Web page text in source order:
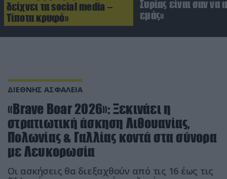
δείχνει τα social media –
Τίποτα κρυφό»
Συρίας είναι σαν να
εμάς»
ΔΙΕΘΝΗΣ ΑΣΦΑΛΕΙΑ
«Brave Boar 2026»: Ξεκινάει η
στρατιωτική άσκηση Λιθουανίας,
Πολωνίας & Γαλλίας κοντά στα σύνορα
με Λευκορωσία
Οι ασκήσεις θα διεξαχθούν από τις 16 έως τις